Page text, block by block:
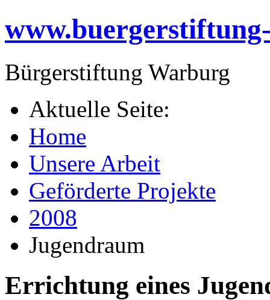
Bürgerstiftung Warburg
Aktuelle Seite:
Home
Unsere Arbeit
Geförderte Projekte
2008
Jugendraum
Errichtung eines